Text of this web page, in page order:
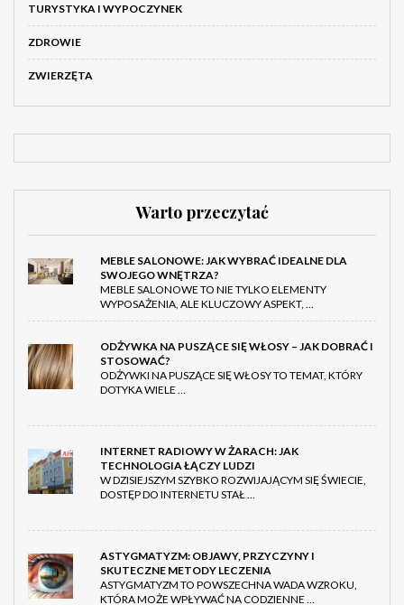
TURYSTYKA I WYPOCZYNEK
ZDROWIE
ZWIERZĘTA
Warto przeczytać
MEBLE SALONOWE: JAK WYBRAĆ IDEALNE DLA
SWOJEGO WNĘTRZA?
MEBLE SALONOWE TO NIE TYLKO ELEMENTY
WYPOSAŻENIA, ALE KLUCZOWY ASPEKT, …
ODŻYWKA NA PUSZĄCE SIĘ WŁOSY – JAK DOBRAĆ I
STOSOWAĆ?
ODŻYWKI NA PUSZĄCE SIĘ WŁOSY TO TEMAT, KTÓRY
DOTYKA WIELE …
INTERNET RADIOWY W ŻARACH: JAK
TECHNOLOGIA ŁĄCZY LUDZI
W DZISIEJSZYM SZYBKO ROZWIJAJĄCYM SIĘ ŚWIECIE,
DOSTĘP DO INTERNETU STAŁ …
ASTYGMATYZM: OBJAWY, PRZYCZYNY I
SKUTECZNE METODY LECZENIA
ASTYGMATYZM TO POWSZECHNA WADA WZROKU,
KTÓRA MOŻE WPŁYWAĆ NA CODZIENNE …